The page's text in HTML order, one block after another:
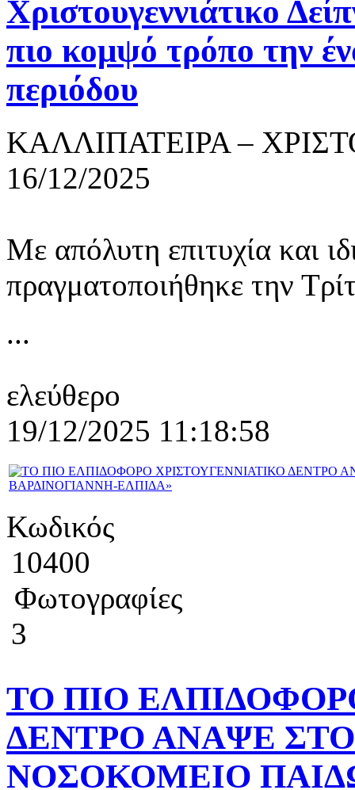
Χριστουγεννιάτικο
πιο κομψό τρόπο την
περιόδου
ΚΑΛΛΙΠΑΤΕΙΡΑ –
16/12/2025
Με απόλυτη επιτυχία και
πραγματοποιήθηκε την
...
ελεύθερο
19/12/2025 11:18:58
Κωδικός
10400
Φωτογραφίες
3
ΤΟ ΠΙΟ
ΔΕΝΤΡΟ ΑΝΑΨΕ
ΝΟΣΟΚΟΜΕΙΟ